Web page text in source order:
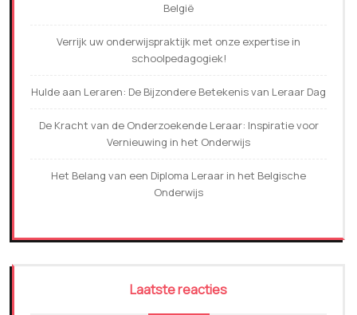
België
Verrijk uw onderwijspraktijk met onze expertise in
schoolpedagogiek!
Hulde aan Leraren: De Bijzondere Betekenis van Leraar Dag
De Kracht van de Onderzoekende Leraar: Inspiratie voor
Vernieuwing in het Onderwijs
Het Belang van een Diploma Leraar in het Belgische
Onderwijs
Laatste reacties